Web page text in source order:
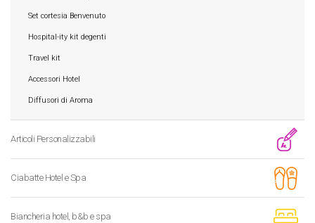
Set cortesia Benvenuto
Hospital-ity kit degenti
Travel kit
Accessori Hotel
Diffusori di Aroma
Articoli Personalizzabili
Ciabatte Hotel e Spa
Biancheria hotel, b&b e spa